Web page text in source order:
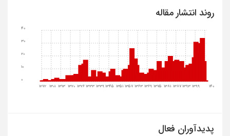
روند انتشار مقاله
1272 1301 1313 1320 1326 1333 1339 1345 1351 1357 1363 1369 1375 1381 1387 1393 1399 1405
10
20
30
40
پدیدآوران فعال